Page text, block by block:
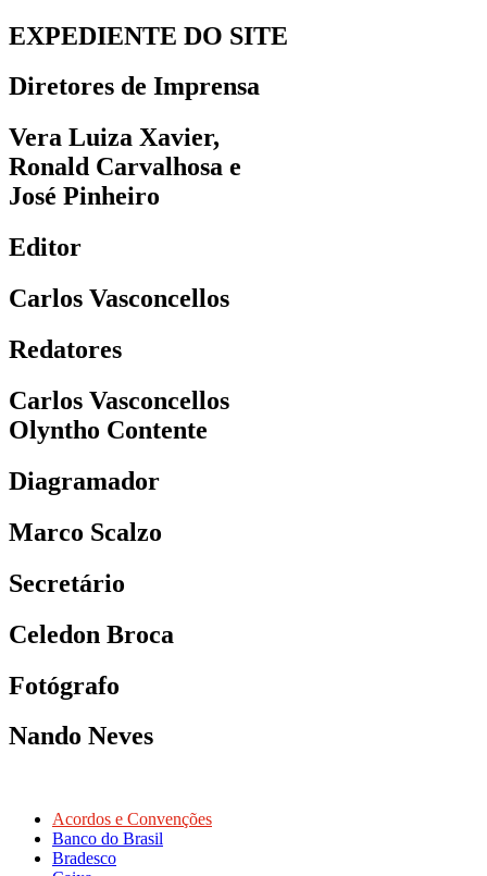
EXPEDIENTE DO SITE
Diretores de Imprensa
Vera Luiza Xavier,
Ronald Carvalhosa e
José Pinheiro
Editor
Carlos Vasconcellos
Redatores
Carlos Vasconcellos
Olyntho Contente
Diagramador
Marco Scalzo
Secretário
Celedon Broca
Fotógrafo
Nando Neves
Acordos e Convenções
Banco do Brasil
Bradesco